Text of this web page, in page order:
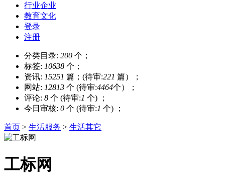
行业企业
教育文化
登录
注册
分类目录: 200 个；
标签: 10638 个；
资讯: 15251 篇；(待审:221 篇）；
网站: 12813 个 (待审:4464个）；
评论: 8 个 (待审:1 个) ；
今日审核: 0 个 (待审:1 个) ；
首页 > 生活服务 > 生活其它
工标网